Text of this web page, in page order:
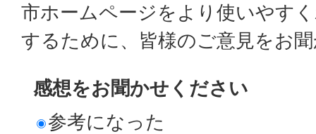
市ホームページをより使いやす
するために、皆様のご意見をお
感想をお聞かせください
参考になった